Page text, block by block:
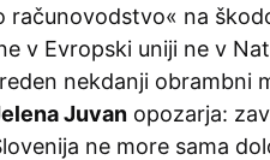
računovodstvo« na
v Evropski uniji ne v
nekdanji obrambni
Juvan opozarja:
ne more sama